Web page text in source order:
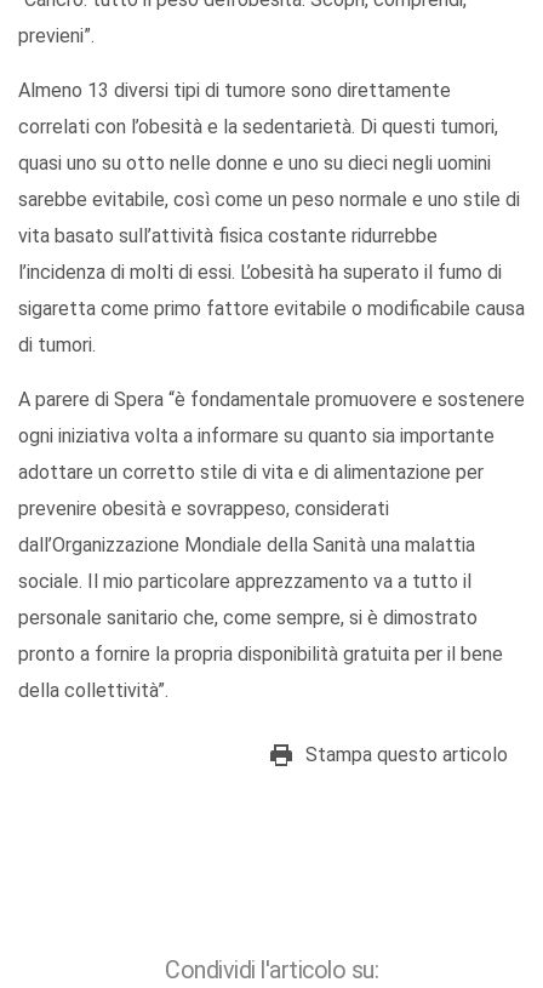
previeni”.
Almeno 13 diversi tipi di tumore sono direttamente
correlati con l’obesità e la sedentarietà. Di questi tumori,
quasi uno su otto nelle donne e uno su dieci negli uomini
sarebbe evitabile, così come un peso normale e uno stile di
vita basato sull’attività fisica costante ridurrebbe
l’incidenza di molti di essi. L’obesità ha superato il fumo di
sigaretta come primo fattore evitabile o modificabile causa
di tumori.
A parere di Spera “è fondamentale promuovere e sostenere
ogni iniziativa volta a informare su quanto sia importante
adottare un corretto stile di vita e di alimentazione per
prevenire obesità e sovrappeso, considerati
dall’Organizzazione Mondiale della Sanità una malattia
sociale. Il mio particolare apprezzamento va a tutto il
personale sanitario che, come sempre, si è dimostrato
pronto a fornire la propria disponibilità gratuita per il bene
della collettività”.
Stampa questo articolo
Condividi l'articolo su: